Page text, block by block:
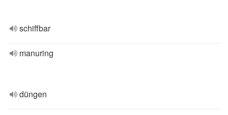
schiffbar
manuring
düngen